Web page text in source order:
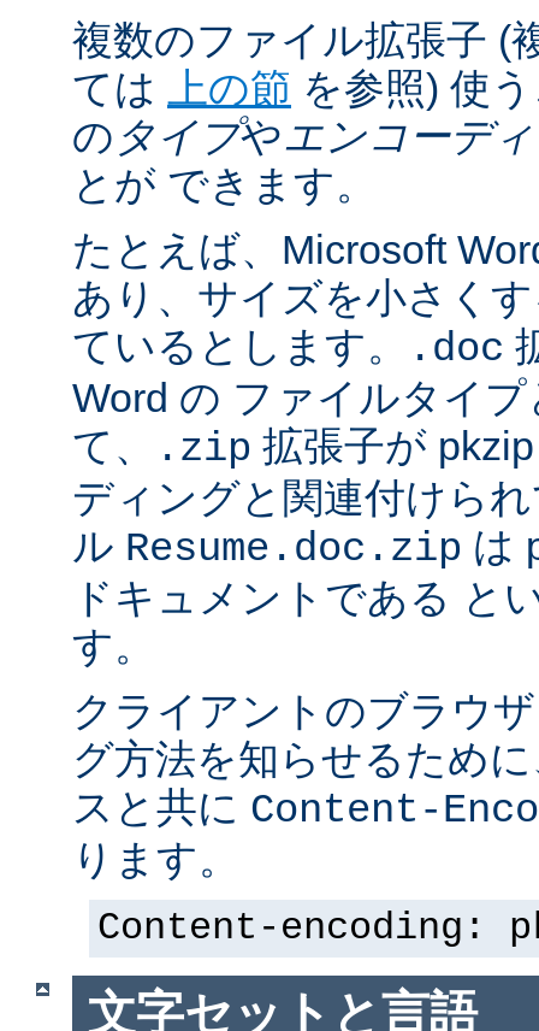
複数のファイル拡張子 (
ては
上の節 を参照) 使
の タイプやエンコーデ
とが できます。
たとえば、Microsoft
あり、サイズを小さく
ているとします。
.doc
Word の ファイルタイ
て、
.zip 拡張子が
ディングと関連付けら
ル Resume.doc.zip は
ドキュメントである と
す。
クライアントのブラウ
グ方法を知らせるため
スと共に Content-
ります。
Content-encoding:
文字セットと言語